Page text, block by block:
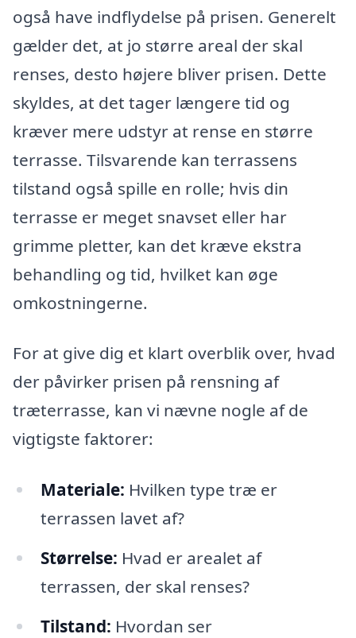
også have indflydelse på prisen. Generelt
gælder det, at jo større areal der skal
renses, desto højere bliver prisen. Dette
skyldes, at det tager længere tid og
kræver mere udstyr at rense en større
terrasse. Tilsvarende kan terrassens
tilstand også spille en rolle; hvis din
terrasse er meget snavset eller har
grimme pletter, kan det kræve ekstra
behandling og tid, hvilket kan øge
omkostningerne.
For at give dig et klart overblik over, hvad
der påvirker prisen på rensning af
træterrasse, kan vi nævne nogle af de
vigtigste faktorer:
Materiale: Hvilken type træ er
terrassen lavet af?
Størrelse: Hvad er arealet af
terrassen, der skal renses?
Tilstand: Hvordan ser